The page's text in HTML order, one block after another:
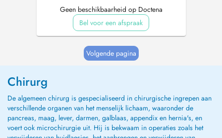
Geen beschikbaarheid op Doctena
Bel voor een afspraak
Volgende pagina
Chirurg
De algemeen chirurg is gespecialiseerd in chirurgische ingrepen aan
verschillende organen van het menselijk lichaam, waaronder de
pancreas, maag, lever, darmen, galblaas, appendix en hernia's, en
voert ook microchirurgie uit. Hij is bekwaam in operaties zoals het